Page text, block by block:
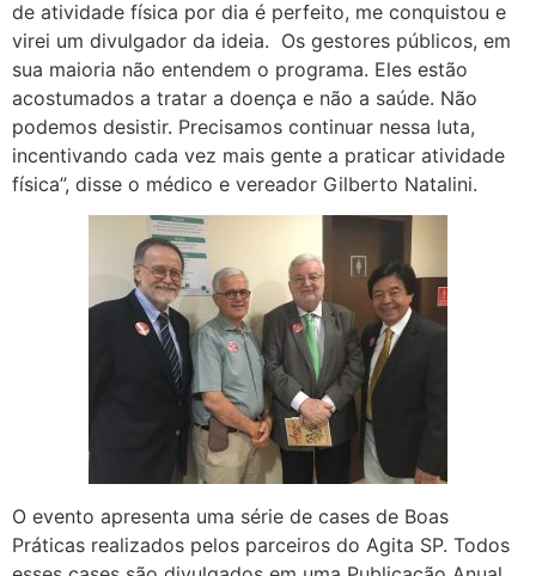
de atividade física por dia é perfeito, me conquistou e
virei um divulgador da ideia. Os gestores públicos, em
sua maioria não entendem o programa. Eles estão
acostumados a tratar a doença e não a saúde. Não
podemos desistir. Precisamos continuar nessa luta,
incentivando cada vez mais gente a praticar atividade
física”, disse o médico e vereador Gilberto Natalini.
O evento apresenta uma série de cases de Boas
Práticas realizados pelos parceiros do Agita SP. Todos